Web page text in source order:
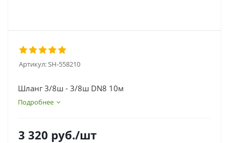
Артикул:SH-558210
Шланг 3/8ш - 3/8ш DN8 10м
Подробнее
3 320 руб./шт